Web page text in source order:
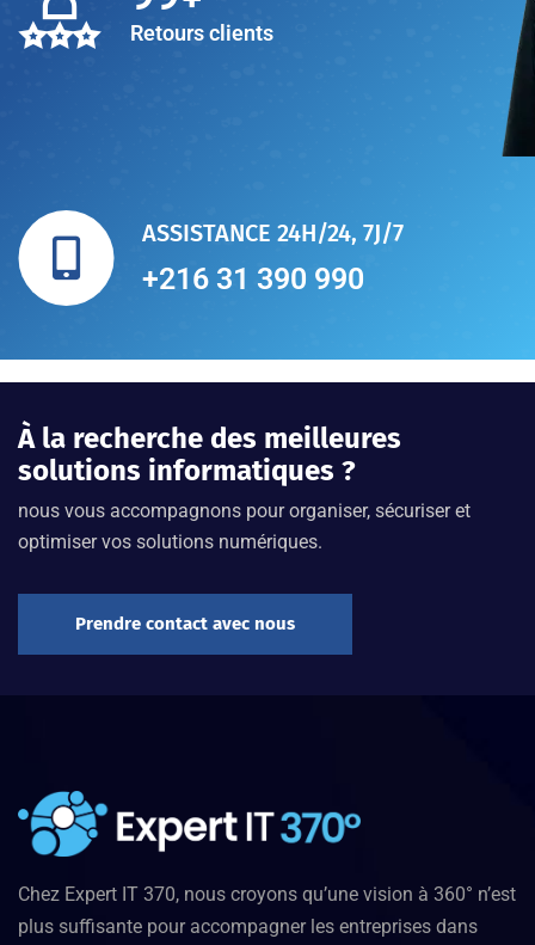
Retours clients
ASSISTANCE 24H/24, 7J/7
+216 31 390 990
À la recherche des meilleures
solutions informatiques ?
nous vous accompagnons pour organiser, sécuriser et
optimiser vos solutions numériques.
Prendre contact avec nous
Chez Expert IT 370, nous croyons qu’une vision à 360° n’est
plus suffisante pour accompagner les entreprises dans